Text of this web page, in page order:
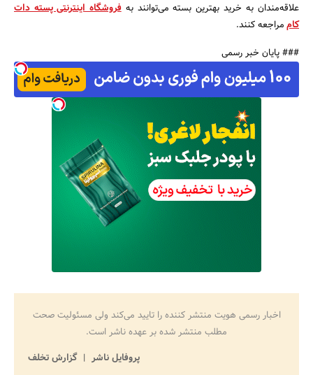
علاقه‌مندان به خرید بهترین بسته می‌توانند بهفروشگاه اینترنتی پسته دات
کاممراجعه کنند.
### پایان خبر رسمی
اخبار رسمی هویت منتشر کننده را تایید می‌کند ولی مسئولیت صحت
مطلب منتشر شده بر عهده ناشر است.
پروفایل ناشر
گزارش تخلف